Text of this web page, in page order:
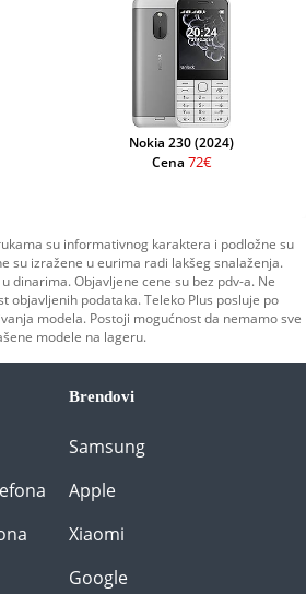
Nokia 230 (2024)
Cena 72€
su informativnog karaktera i podložne su
su izražene u eurima radi lakšeg snalaženja.
dinarima. Objavljene cene su bez pdv-a. Ne
objavljenih podataka. Teleko Plus posluje po
modela. Postoji mogućnost da nemamo sve
modele na lageru.
Brendovi
Samsung
Apple
Xiaomi
Google